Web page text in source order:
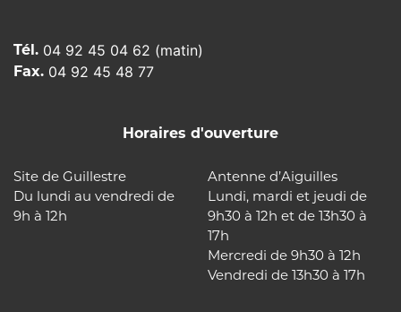
Tél. 04 92 45 04 62 (matin)
Fax. 04 92 45 48 77
Horaires d'ouverture
Site de Guillestre
Du lundi au vendredi de
9h à 12h
Antenne d’Aiguilles
Lundi, mardi et jeudi de
9h30 à 12h et de 13h30 à
17h
Mercredi de 9h30 à 12h
Vendredi de 13h30 à 17h